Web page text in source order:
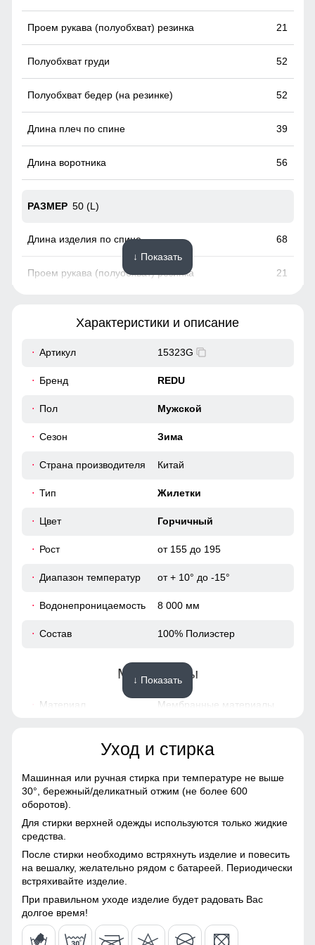
Внешний карман
мелочей.
накладные карманы служат местом хранения различных
мелочей.
Материал подкладки
Подкладка из полиэстера: Устойчива к износу и легко
очищается, что делает костюм идеальным вариантом для
повседневного использования.
21
52
52
39
56
50 (L)
68
21
44
56 (3XL)
↓ Показать
Характеристики и описание
Артикул 15323G
Бренд REDU
Пол Мужской
Сезон Зима
Страна производителя Китай
Тип Жилетки
Цвет Горчичный
Рост от 155 до 195
Диапазон температур от + 10° до -15°
Водонепроницаемость 8 000 мм
Состав 100% Полиэстер
Материалы
Материал
Мембранные материалы,
Материал подкладки 100% Полиэстер
Материал подкладки
воротника
100% Полиэстер
Материал наполнителя Синтепон
Фактура материала плотная
Утеплитель, гр
Плотность утеплителя (г/
кв.м)
↓ Показать
Уход и стирка
Машинная или ручная стирка при температуре не выше
30°, бережный/деликатный отжим (не более 600
оборотов).
Для стирки верхней одежды используются только жидкие
средства.
После стирки необходимо встряхнуть изделие и повесить
на вешалку, желательно рядом с батареей. Периодически
встряхивайте изделие.
При правильном уходе изделие будет радовать Вас
долгое время!